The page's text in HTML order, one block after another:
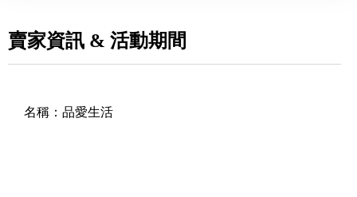
賣家資訊 & 活動期間
名稱： 品愛生活